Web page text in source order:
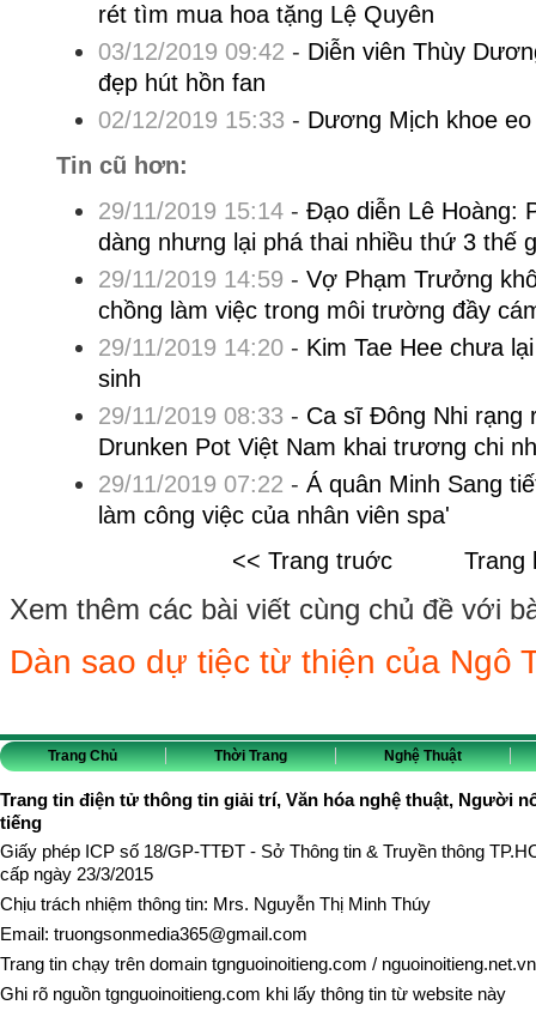
rét tìm mua hoa tặng Lệ Quyên
03/12/2019 09:42 - Diễn viên Thùy
đẹp hút hồn fan
02/12/2019 15:33 - Dương Mịch khoe
Tin cũ hơn:
29/11/2019 15:14- Đạo diễn Lê Hoàng:
dàng nhưng lại phá thai nhiều thứ 3 thế
29/11/2019 14:59 - Vợ Phạm Trưởng
chồng làm việc trong môi trường đầy
29/11/2019 14:20- Kim Tae Hee chưa
sinh
29/11/2019 08:33 - Ca sĩ Đông Nhi rạng
Drunken Pot Việt Nam khai trương chi
29/11/2019 07:22 - Á quân Minh Sang
làm công việc của nhân viên spa'
<< Trang truớc
Trang
Xem thêm các bài viết cùng chủ đề với
Dàn sao dự tiệc từ thiện của Ngô
Trang Chủ Thời Trang Nghệ Thuật
Trang tin điện tử thông tin giải trí, Văn hóa nghệ thuật, Người
tiếng
Giấy phép ICP số 18/GP-TTĐT - Sở Thông tin & Truyền thông
cấp ngày 23/3/2015
Chịu trách nhiệm thông tin: Mrs. Nguyễn Thị Minh Thúy
Email: truongsonmedia365@gmail.com
Trang tin chạy trên domain tgnguoinoitieng.com / nguoinoitieng.net.vn
Ghi rõ nguồn tgnguoinoitieng.com khi lấy thông tin từ website này